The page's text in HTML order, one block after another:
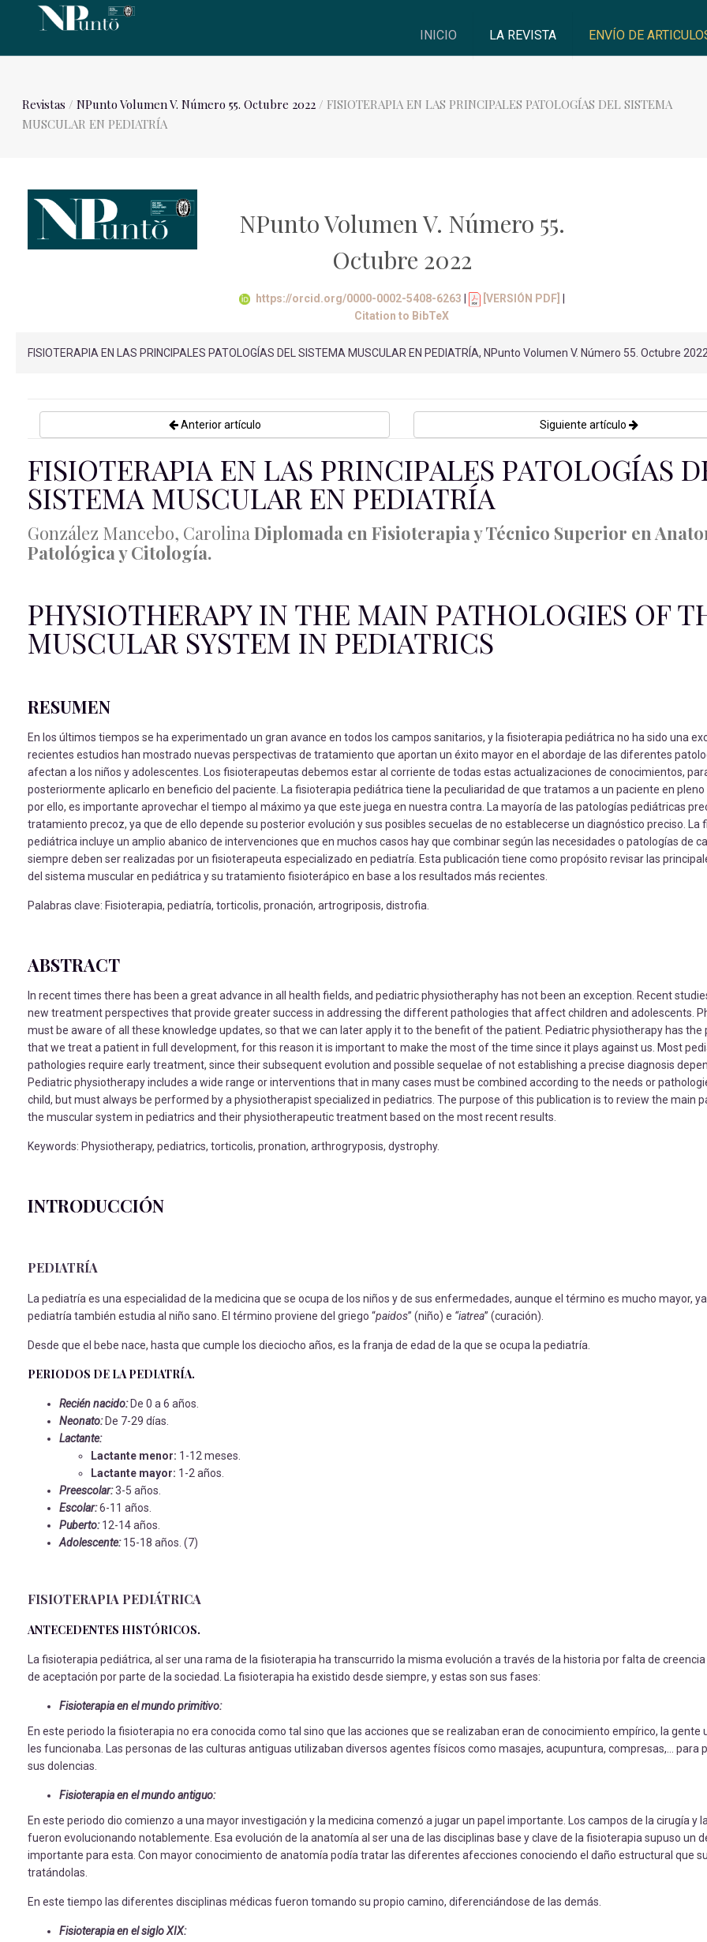
INICIO LA REVISTA ENVÍO DE
Revistas /NPunto Volumen V. Número 55. Octubre 2022 / FISIOTERAPIA EN LAS PRINCIPALES PATOLOGÍAS DEL SISTEMA
MUSCULAR EN PEDIATRÍA
NPunto Volumen V. Número 55.
Octubre 2022
https://orcid.org/0000-0002-5408-6263 [VERSIÓN PDF]
Citation to BibTeX
FISIOTERAPIA EN LAS PRINCIPALES PATOLOGÍAS DEL SISTEMA MUSCULAR EN PEDIATRÍA, NPunto Volumen V. Número 55. Octubre 2022
Anterior artículo Siguiente artículo
FISIOTERAPIA EN LAS PRINCIPALES PATOLOGÍAS
SISTEMA MUSCULAR EN PEDIATRÍA
González Mancebo, CarolinaDiplomada en Fisioterapia y Técnico Superior en
Patológica y Citología.
PHYSIOTHERAPY IN THE MAIN PATHOLOGIES OF
MUSCULAR SYSTEM IN PEDIATRICS
RESUMEN
En los últimos tiempos se ha experimentado un gran avance en todos los campos sanitarios, y la fisioterapia pediátrica no ha sido una
recientes estudios han mostrado nuevas perspectivas de tratamiento que aportan un éxito mayor en el abordaje de las diferentes
afectan a los niños y adolescentes. Los fisioterapeutas debemos estar al corriente de todas estas actualizaciones de conocimientos,
posteriormente aplicarlo en beneficio del paciente. La fisioterapia pediátrica tiene la peculiaridad de que tratamos a un paciente en pleno
por ello, es importante aprovechar el tiempo al máximo ya que este juega en nuestra contra. La mayoría de las patologías pediátricas
tratamiento precoz, ya que de ello depende su posterior evolución y sus posibles secuelas de no establecerse un diagnóstico preciso. La
pediátrica incluye un amplio abanico de intervenciones que en muchos casos hay que combinar según las necesidades o patologías de
siempre deben ser realizadas por un fisioterapeuta especializado en pediatría. Esta publicación tiene como propósito revisar las
del sistema muscular en pediátrica y su tratamiento fisioterápico en base a los resultados más recientes.
Palabras clave: Fisioterapia, pediatría, torticolis, pronación, artrogriposis, distrofia.
ABSTRACT
In recent times there has been a great advance in all health fields, and pediatric physiotheraphy has not been an exception. Recent
new treatment perspectives that provide greater success in addressing the different pathologies that affect children and adolescents.
must be aware of all these knowledge updates, so that we can later apply it to the benefit of the patient. Pediatric physiotherapy has the
that we treat a patient in full development, for this reason it is important to make the most of the time since it plays against us. Most
pathologies require early treatment, since their subsequent evolution and possible sequelae of not establishing a precise diagnosis
Pediatric physiotherapy includes a wide range or interventions that in many cases must be combined according to the needs or
child, but must always be performed by a physiotherapist specialized in pediatrics. The purpose of this publication is to review the main
the muscular system in pediatrics and their physiotherapeutic treatment based on the most recent results.
Keywords: Physiotherapy, pediatrics, torticolis, pronation, arthrogryposis, dystrophy.
INTRODUCCIÓN
PEDIATRÍA
La pediatría es una especialidad de la medicina que se ocupa de los niños y de sus enfermedades, aunque el término es mucho mayor,
pediatría también estudia al niño sano. El término proviene del griego “paidos” (niño) e “iatrea” (curación).
Desde que el bebe nace, hasta que cumple los dieciocho años, es la franja de edad de la que se ocupa la pediatría.
PERIODOS DE LA PEDIATRÍA.
Recién nacido: De 0 a 6 años.
Neonato:De 7-29 días.
Lactante:
Lactante menor: 1-12 meses.
Lactante mayor: 1-2 años.
Preescolar:3-5 años.
Escolar:6-11 años.
Puberto:12-14 años.
Adolescente:15-18 años. (7)
FISIOTERAPIA PEDIÁTRICA
ANTECEDENTES HISTÓRICOS.
La fisioterapia pediátrica, al ser una rama de la fisioterapia ha transcurrido la misma evolución a través de la historia por falta de
de aceptación por parte de la sociedad. La fisioterapia ha existido desde siempre, y estas son sus fases:
Fisioterapia en el mundo primitivo:
En este periodo la fisioterapia no era conocida como tal sino que las acciones que se realizaban eran de conocimiento empírico, la gente
les funcionaba. Las personas de las culturas antiguas utilizaban diversos agentes físicos como masajes, acupuntura, compresas,… para
sus dolencias.
Fisioterapia en el mundo antiguo:
En este periodo dio comienzo a una mayor investigación y la medicina comenzó a jugar un papel importante. Los campos de la cirugía y
fueron evolucionando notablemente. Esa evolución de la anatomía al ser una de las disciplinas base y clave de la fisioterapia supuso un
importante para esta. Con mayor conocimiento de anatomía podía tratar las diferentes afecciones conociendo el daño estructural que
tratándolas.
En este tiempo las diferentes disciplinas médicas fueron tomando su propio camino, diferenciándose de las demás.
Fisioterapia en el siglo XIX: